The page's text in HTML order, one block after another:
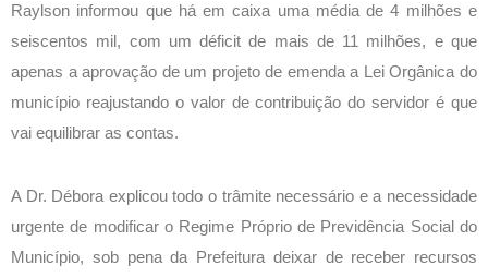
Raylson informou que há em caixa uma média de 4 milhões e
seiscentos mil, com um déficit de mais de 11 milhões, e que
apenas a aprovação de um projeto de emenda a Lei Orgânica do
município reajustando o valor de contribuição do servidor é que
vai equilibrar as contas.
A Dr. Débora explicou todo o trâmite necessário e a necessidade
urgente de modificar o Regime Próprio de Previdência Social do
Município, sob pena da Prefeitura deixar de receber recursos